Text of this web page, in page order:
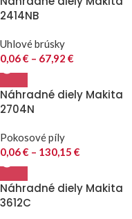
2414NB
Uhlové brúsky
0,06€ – 67,92 €
Náhradné diely Makita
2704N
Pokosové píly
0,06€ – 130,15 €
Náhradné diely Makita
3612C